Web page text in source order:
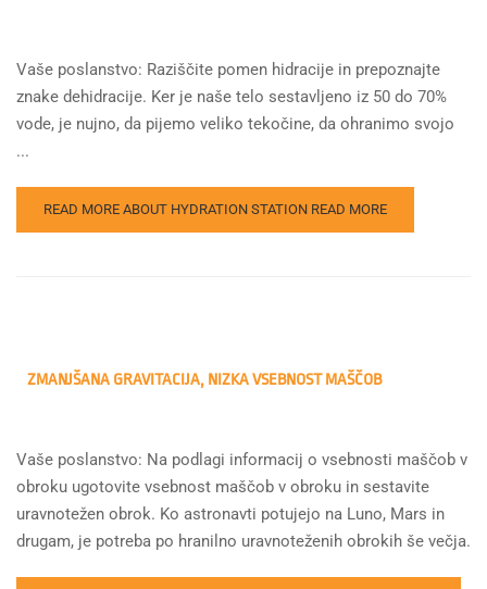
Vaše poslanstvo: Raziščite pomen hidracije in prepoznajte
znake dehidracije. Ker je naše telo sestavljeno iz 50 do 70%
vode, je nujno, da pijemo veliko tekočine, da ohranimo svojo
...
READ MORE ABOUT HYDRATION STATION READ MORE
ZMANJŠANA GRAVITACIJA, NIZKA VSEBNOST MAŠČOB
Vaše poslanstvo: Na podlagi informacij o vsebnosti maščob v
obroku ugotovite vsebnost maščob v obroku in sestavite
uravnotežen obrok. Ko astronavti potujejo na Luno, Mars in
drugam, je potreba po hranilno uravnoteženih obrokih še večja.